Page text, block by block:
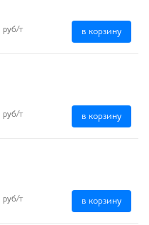
руб/т в корзину
руб/т в корзину
руб/т в корзину